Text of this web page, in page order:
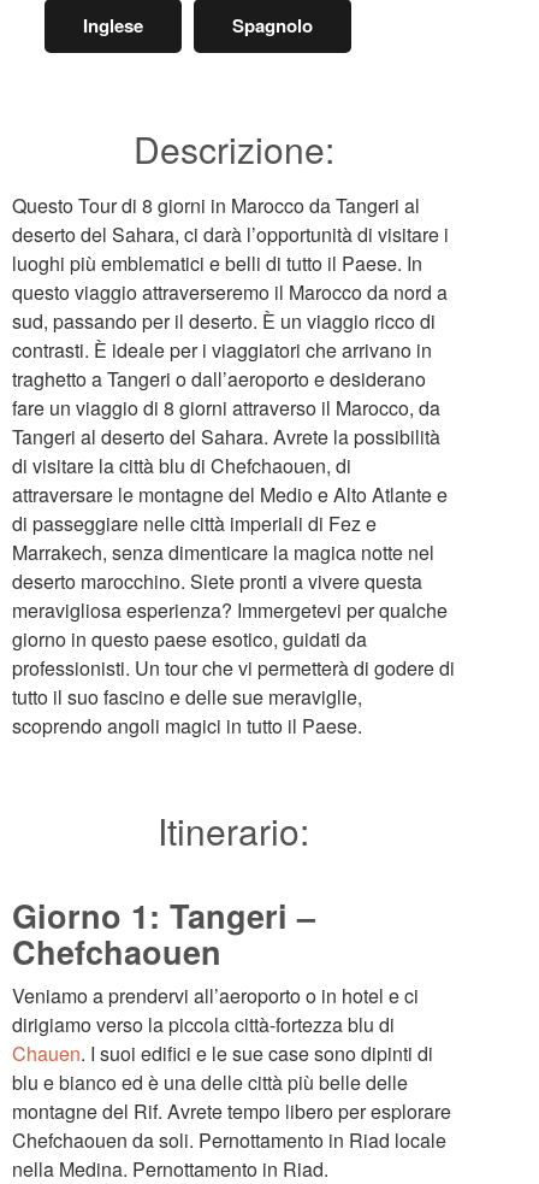
Inglese Spagnolo
Descrizione:
Questo Tour di 8 giorni in Marocco da Tangeri al
deserto del Sahara, ci darà l’opportunità di visitare i
luoghi più emblematici e belli di tutto il Paese. In
questo viaggio attraverseremo il Marocco da nord a
sud, passando per il deserto. È un viaggio ricco di
contrasti. È ideale per i viaggiatori che arrivano in
traghetto a Tangeri o dall’aeroporto e desiderano
fare un viaggio di 8 giorni attraverso il Marocco, da
Tangeri al deserto del Sahara. Avrete la possibilità
di visitare la città blu di Chefchaouen, di
attraversare le montagne del Medio e Alto Atlante e
di passeggiare nelle città imperiali di Fez e
Marrakech, senza dimenticare la magica notte nel
deserto marocchino. Siete pronti a vivere questa
meravigliosa esperienza? Immergetevi per qualche
giorno in questo paese esotico, guidati da
professionisti. Un tour che vi permetterà di godere di
tutto il suo fascino e delle sue meraviglie,
scoprendo angoli magici in tutto il Paese.
Itinerario:
Giorno 1: Tangeri –
Chefchaouen
Veniamo a prendervi all’aeroporto o in hotel e ci
dirigiamo verso la piccola città-fortezza blu di
Chauen. I suoi edifici e le sue case sono dipinti di
blu e bianco ed è una delle città più belle delle
montagne del Rif. Avrete tempo libero per esplorare
Chefchaouen da soli. Pernottamento in Riad locale
nella Medina. Pernottamento in Riad.